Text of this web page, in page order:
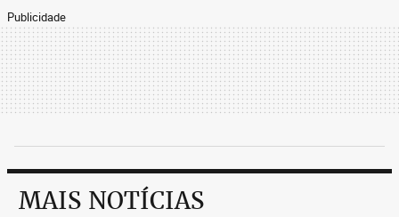
Publicidade
MAIS NOTÍCIAS